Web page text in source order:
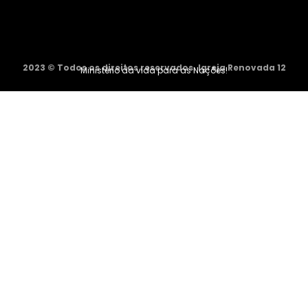
2023 © Todos os direitos reservados. Igreja Renovada 12
Ministério da vida para as Nações!